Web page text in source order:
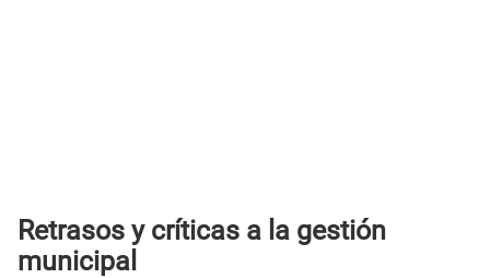
Retrasos y críticas a la gestión
municipal